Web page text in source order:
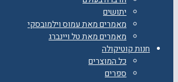
יתושים
מאמרים מאת עמוס וילמובסקי
מאמרים מאת טל ויינברג
חנות קוטיקולה
כל המוצרים
ספרים